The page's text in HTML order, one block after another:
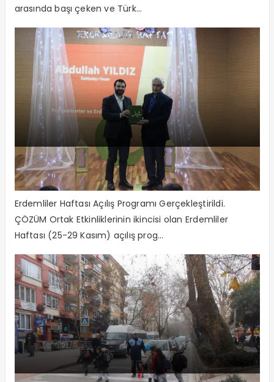
arasında başı çeken ve Türk...
ÇÖZÜM Ortak Etkinliklerinin ikincisi
‘Erdemliler Haftası’
Erdemliler Haftası Açılış Programı Gerçekleştirildi.
ÇÖZÜM Ortak Etkinliklerinin ikincisi olan Erdemliler
Haftası (25-29 Kasım) açılış prog...